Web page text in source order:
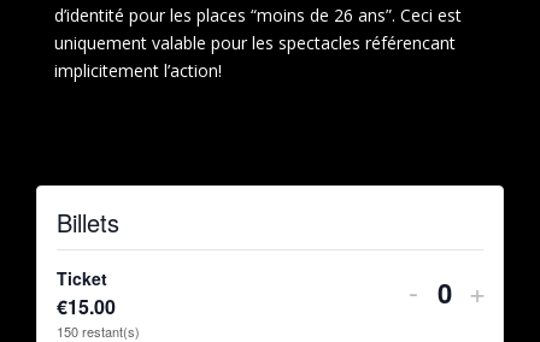
d’identité pour les places “moins de 26 ans”. Ceci est
uniquement valable pour les spectacles référencant
implicitement l’action!
Billets
Ticket
€15.00
150restant(s)
Diminuer
- Quantité
+